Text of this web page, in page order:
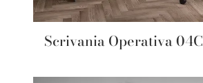
Scrivania Operativa 04C